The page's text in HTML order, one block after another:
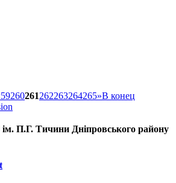
260261262263264265»В конец
П.Г. Тичини Дніпровського району